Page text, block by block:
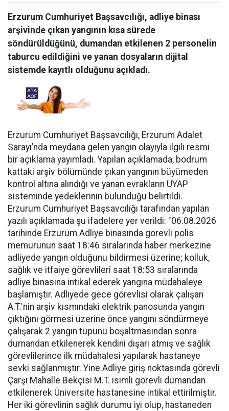
Erzurum Cumhuriyet Başsavcılığı, adliye binası
arşivinde çıkan yangının kısa sürede
söndürüldüğünü, dumandan etkilenen 2 personelin
taburcu edildiğini ve yanan dosyaların dijital
sistemde kayıtlı olduğunu açıkladı.
Erzurum Cumhuriyet Başsavcılığı, Erzurum Adalet
Sarayı’nda meydana gelen yangın olayıyla ilgili resmi
bir açıklama yayımladı. Yapılan açıklamada, bodrum
kattaki arşiv bölümünde çıkan yangının büyümeden
kontrol altına alındığı ve yanan evrakların UYAP
sisteminde yedeklerinin bulunduğu belirtildi.
Erzurum Cumhuriyet Başsavcılığı tarafından yapılan
yazılı açıklamada şu ifadelere yer verildi: "06.08.2026
tarihinde Erzurum Adliye binasında görevli polis
memurunun saat 18:46 sıralarında haber merkezine
adliyede yangın olduğunu bildirmesi üzerine; kolluk,
sağlık ve itfaiye görevlileri saat 18:53 sıralarında
adliye binasına intikal ederek yangına müdahaleye
başlamıştır. Adliyede gece görevlisi olarak çalışan
A.T.'nin arşiv kısmındaki elektrik panosunda yangın
çıktığını görmesi üzerine önce yangını söndürmeye
çalışarak 2 yangın tüpünü boşaltmasından sonra
dumandan etkilenerek kendini dışarı atmış ve sağlık
görevlilerince ilk müdahalesi yapılarak hastaneye
sevki sağlanmıştır. Yine Adliye giriş noktasında görevli
Çarşı Mahalle Bekçisi M.T. isimli görevli dumandan
etkilenerek Üniversite hastanesine intikal ettirilmiştir.
Her iki görevlinin sağlık durumu iyi olup, hastaneden